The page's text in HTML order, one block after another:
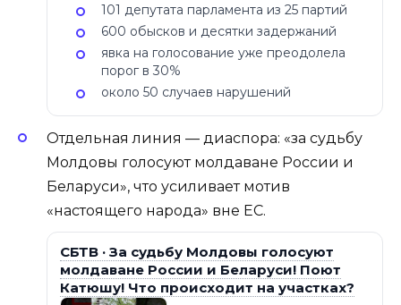
101 депутата парламента из 25 партий
600 обысков и десятки задержаний
явка на голосование уже преодолела
порог в 30%
около 50 случаев нарушений
Отдельная линия — диаспора: «за судьбу
Молдовы голосуют молдаване России и
Беларуси», что усиливает мотив
«настоящего народа» вне ЕС.
СБТВ · За судьбу Молдовы голосуют
молдаване России и Беларуси! Поют
Катюшу! Что происходит на участках?